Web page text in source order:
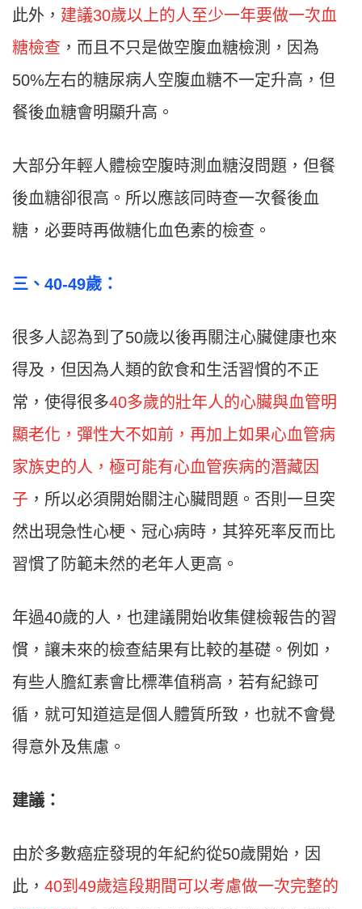
此外， 建議30歲以上的人至少一年要做一次血
糖檢查 ，而且不只是做空腹血糖檢測，因為
50%左右的糖尿病人空腹血糖不一定升高，但
餐後血糖會明顯升高。
大部分年輕人體檢空腹時測血糖沒問題，但餐
後血糖卻很高。所以應該同時查一次餐後血
糖，必要時再做糖化血色素的檢查。
三 、40-49歲：
很多人認為到了50歲以後再關注心臟健康也來
得及，但因為人類的飲食和生活習慣的不正
常，使得很多40多歲的壯年人的心臟與血管明
顯老化，彈性大不如前，再加上如果心血管病
家族史的人，極可能有心血管疾病的潛藏因
子 ，所以必須開始關注心臟問題。否則一旦突
然出現急性心梗、冠心病時，其猝死率反而比
習慣了防範未然的老年人更高。
年過40歲的人，也建議開始收集健檢報告的習
慣，讓未來的檢查結果有比較的基礎。例如，
有些人膽紅素會比標準值稍高，若有紀錄可
循，就可知道這是個人體質所致，也就不會覺
得意外及焦慮。
建議：
由於多數癌症發現的年紀約從50歲開始，因
此， 40到49歲這段期間可以考慮做一次完整的